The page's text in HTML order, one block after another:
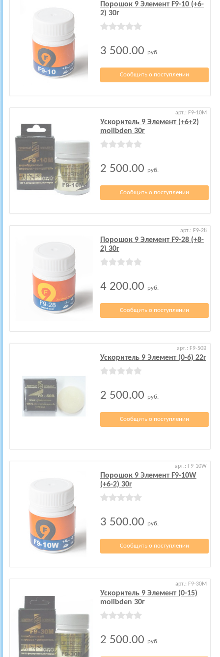
Порошок 9 Элемент F9-10 (+6-
2) 30г
3 500.00 руб.
Сообщить о поступлении
арт.: F9-10M
Ускоритель 9 Элемент (+6+2)
molibden 30г
2 500.00 руб.
Сообщить о поступлении
арт.: F9-28
Порошок 9 Элемент F9-28 (+8-
2) 30г
4 200.00 руб.
Сообщить о поступлении
арт.: F9-50B
Ускоритель 9 Элемент (0-6) 22г
2 500.00 руб.
Сообщить о поступлении
арт.: F9-10W
Порошок 9 Элемент F9-10W
(+6-2) 30г
3 500.00 руб.
Сообщить о поступлении
арт.: F9-30M
Ускоритель 9 Элемент (0-15)
molibden 30г
2 500.00 руб.